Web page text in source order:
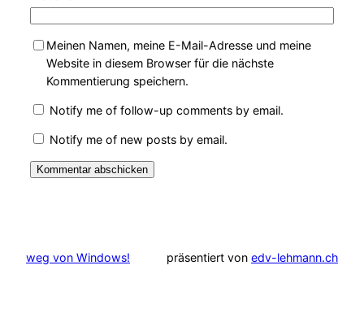
Meinen Namen, meine E-Mail-Adresse und meine
Website in diesem Browser für die nächste
Kommentierung speichern.
Notify me of follow-up comments by email.
Notify me of new posts by email.
weg von Windows! präsentiert von edv-lehmann.ch